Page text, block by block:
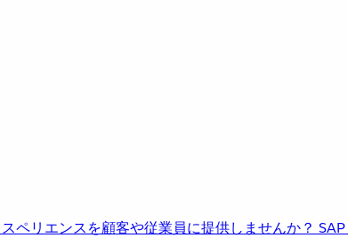
ペリエンスを顧客や従業員に提供しませんか？ SAP